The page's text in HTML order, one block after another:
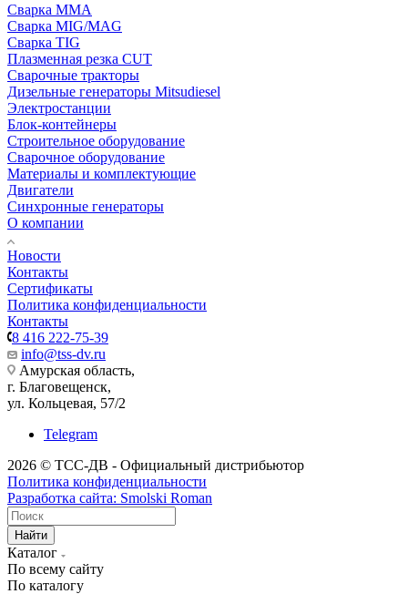
Сварка MMA
Сварка MIG/MAG
Сварка TIG
Плазменная резка CUT
Сварочные тракторы
Дизельные генераторы Mitsudiesel
Электростанции
Блок-контейнеры
Строительное оборудование
Сварочное оборудование
Материалы и комплектующие
Двигатели
Синхронные генераторы
О компании
Новости
Контакты
Сертификаты
Политика конфиденциальности
Контакты
8 416 222-75-39
info@tss-dv.ru
Амурская область,
г. Благовещенск,
ул. Кольцевая, 57/2
Telegram
2026 © ТСС-ДВ - Официальный дистрибьютор
Политика конфиденциальности
Разработка сайта: Smolski Roman
Найти
Каталог
По всему сайту
По каталогу